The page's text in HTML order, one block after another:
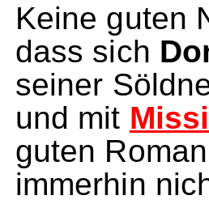
Keine guten
dass sich
seiner
und mit
guten
immerhin